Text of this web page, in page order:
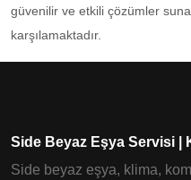
güvenilir ve etkili çözümler
karşılamaktadır.
Side Beyaz Eşya Servisi |
Side beyaz eşya, klima,